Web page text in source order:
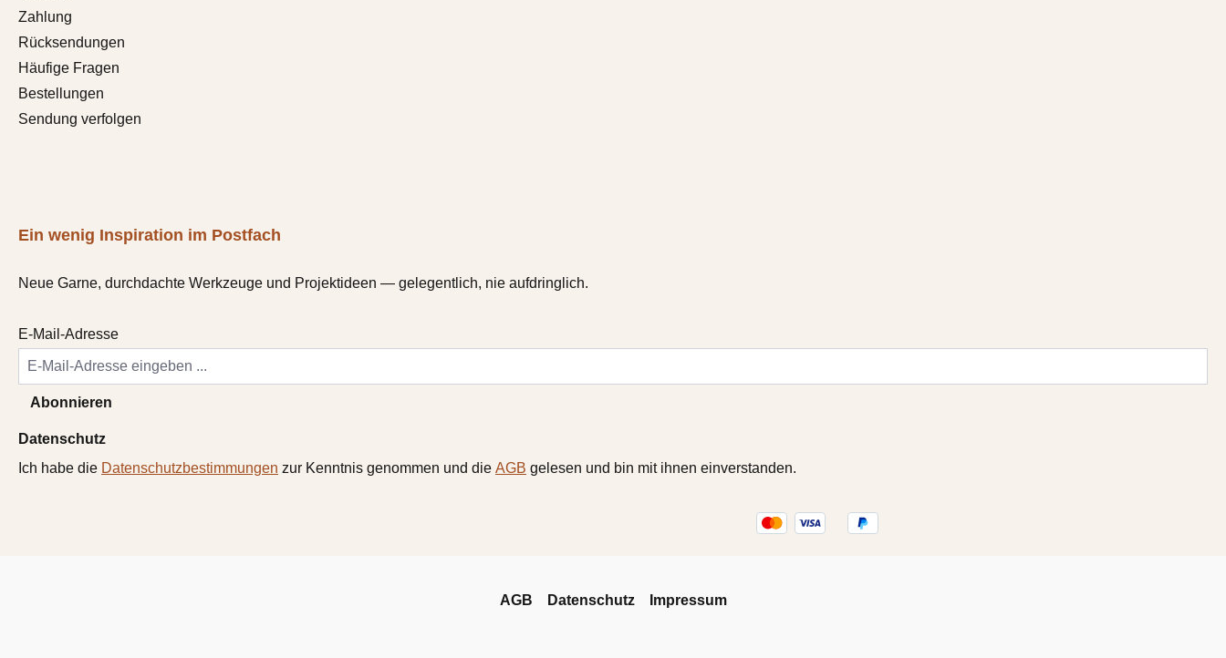
Zahlung
Rücksendungen
Häufige Fragen
Bestellungen
Sendung verfolgen
Ein wenig Inspiration im Postfach
Neue Garne, durchdachte Werkzeuge und Projektideen — gelegentlich, nie aufdringlich.
E-Mail-Adresse
Abonnieren
Datenschutz
Ich habe die Datenschutzbestimmungen zur Kenntnis genommen und die AGB gelesen und bin mit ihnen einverstanden.
AGB Datenschutz Impressum